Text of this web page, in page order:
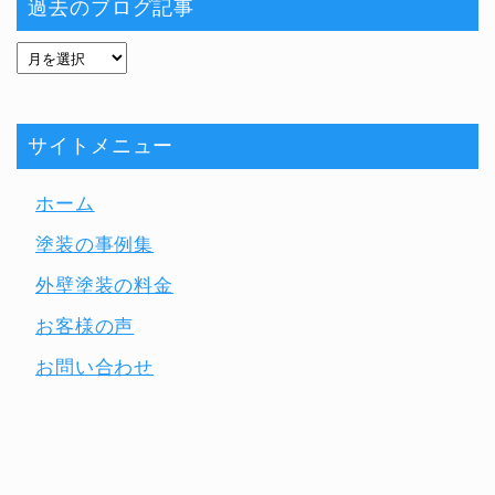
過去のブログ記事
サイトメニュー
ホーム
塗装の事例集
外壁塗装の料金
お客様の声
お問い合わせ